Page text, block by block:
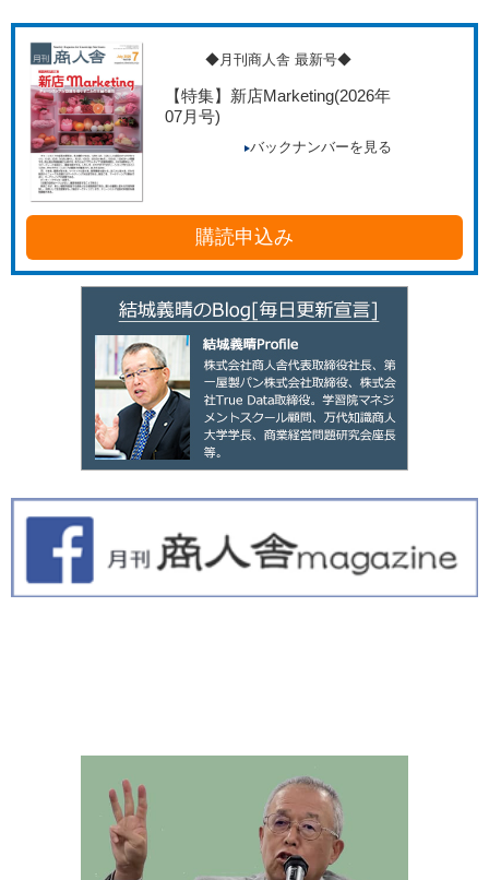
◆月刊商人舎 最新号◆
【特集】新店Marketing(2026年
07月号)
バックナンバーを見る
購読申込み